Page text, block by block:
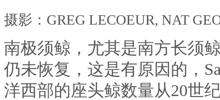
摄影：GREG LECOEUR, NAT
南极须鲸，尤其是南方长须
仍未恢复，这是有原因的，
洋西部的座头鲸数量从20世